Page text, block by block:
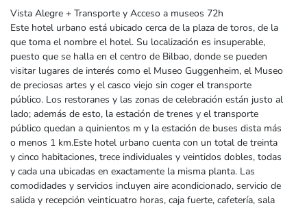
Vista Alegre + Transporte y Acceso a museos 72h
Este hotel urbano está ubicado cerca de la plaza de toros, de la
que toma el nombre el hotel. Su localización es insuperable,
puesto que se halla en el centro de Bilbao, donde se pueden
visitar lugares de interés como el Museo Guggenheim, el Museo
de preciosas artes y el casco viejo sin coger el transporte
público. Los restoranes y las zonas de celebración están justo al
lado; además de esto, la estación de trenes y el transporte
público quedan a quinientos m y la estación de buses dista más
o menos 1 km.Este hotel urbano cuenta con un total de treinta
y cinco habitaciones, trece individuales y veintidos dobles, todas
y cada una ubicadas en exactamente la misma planta. Las
comodidades y servicios incluyen aire acondicionado, servicio de
salida y recepción veinticuatro horas, caja fuerte, cafetería, sala